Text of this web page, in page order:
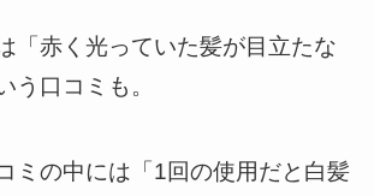
「赤く光っていた髪が目立たな
う口コミも。
ミの中には「1回の使用だと白髪